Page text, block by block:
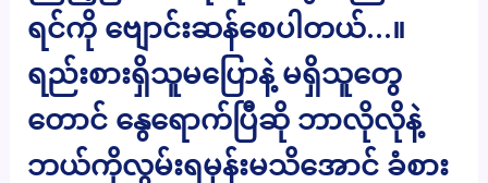
ရင်ကို ဗျောင်းဆန်စေပါတယ်…။
ရည်းစားရှိသူမပြောနဲ့ မရှိသူတွေ
တောင် နွေရောက်ပြီဆို ဘာလိုလိုနဲ့
ဘယ်ကိုလွမ်းရမှန်းမသိအောင် ခံစား